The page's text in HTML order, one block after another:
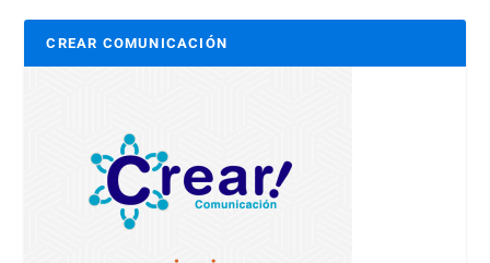
CREAR COMUNICACIÓN